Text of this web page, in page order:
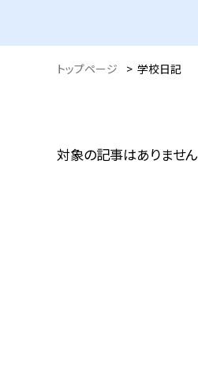
トップページ > 学校日記
対象の記事はありません